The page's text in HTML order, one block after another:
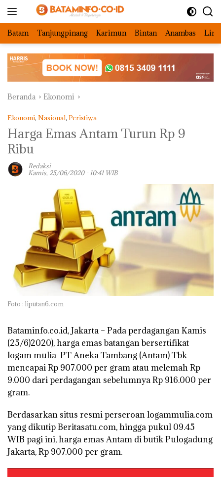
Batam Tanjungpinang Karimun Bintan Anambas
Beranda Ekonomi
Ekonomi, Nasional, Peristiwa
Harga Emas Antam Turun Rp 9
Ribu
Redaksi
Kamis, 25/06/2020 - 10:41 WIB
Foto : liputan6.com
Bataminfo.co.id, Jakarta – Pada perdagangan Kamis
(25/6)2020), harga emas batangan bersertifikat
logam mulia PT Aneka Tambang (Antam) Tbk
mencapai Rp 907.000 per gram atau melemah Rp
9.000 dari perdagangan sebelumnya Rp 916.000 per
gram.
Berdasarkan situs resmi perseroan logammulia.com
yang dikutipBeritasatu.com, hingga pukul 09.45
WIB pagi ini, harga emas Antam di butik Pulogadung
Jakarta, Rp 907.000 per gram.